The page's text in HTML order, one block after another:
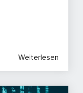
Weiterlesen